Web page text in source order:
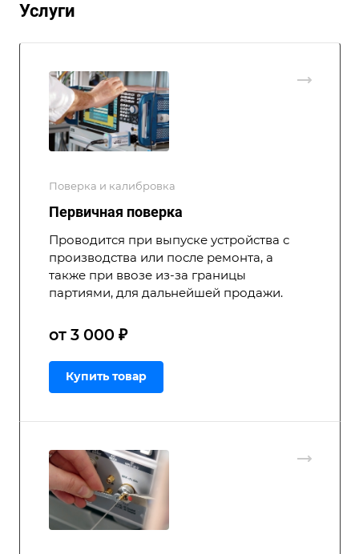
Услуги
Поверка и калибровка
Первичная поверка
Проводится при выпуске устройства с
производства или после ремонта, а
также при ввозе из-за границы
партиями, для дальнейшей продажи.
от 3 000 ₽
Купить товар